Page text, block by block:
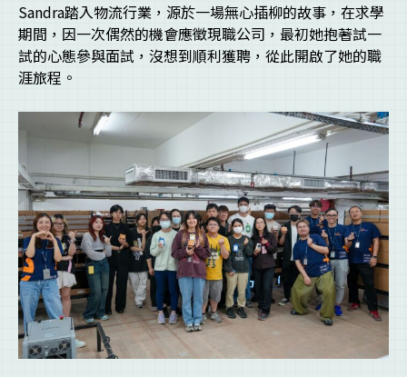
Sandra踏入物流行業，源於一場無心插柳的故事，在求學
期間，因一次偶然的機會應徵現職公司，最初她抱著試一
試的心態參與面試，沒想到順利獲聘，從此開啟了她的職
涯旅程。